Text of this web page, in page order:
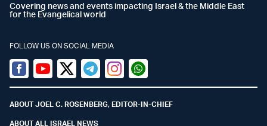
Covering news and events impacting Israel & the Middle East
for the Evangelical world
FOLLOW US ON SOCIAL MEDIA
Facebook
YoutubeTwitter (X)
TelegramInstagramWhatsapp
ABOUT JOEL C. ROSENBERG, EDITOR-IN-CHIEF
ABOUT ALL ISRAEL NEWS